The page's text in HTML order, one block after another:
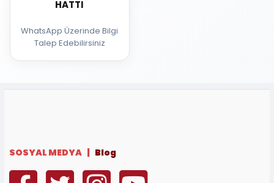
HATTI
WhatsApp Üzerinde Bilgi
Talep Edebilirsiniz
SOSYAL MEDYA | Blog